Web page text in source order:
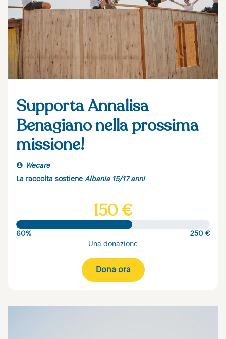
Supporta Annalisa
Benagiano nella prossima
missione!
Wecare
La raccolta sostiene Albania 15/17 anni
150 €
60%
250 €
Una donazione
Dona ora